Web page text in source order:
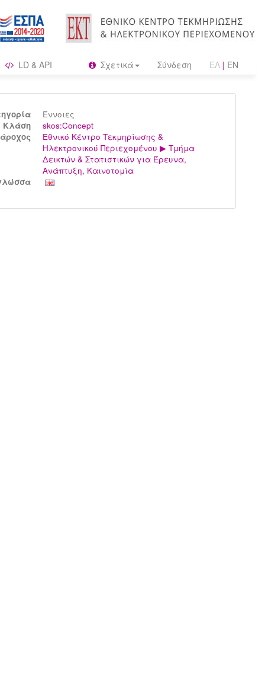
LD & API Σχετικά Σύνδεση ΕΛ | EN
Έννοιες
Kλάση
skos:Concept
Εθνικό Κέντρο Τεκμηρίωσης &
Ηλεκτρονικού Περιεχομένου ▶ Τμήμα
Δεικτών & Στατιστικών για Έρευνα,
Ανάπτυξη, Καινοτομία